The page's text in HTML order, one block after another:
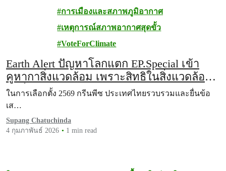
การเมืองและสภาพภูมิอากาศ
เหตุการณ์สภาพอากาศสุดขั้ว
VoteForClimate
Earth Alert ปัญหาโลกแตก EP.Special เข้า
คูหากาสิ่งแวดล้อม เพราะสิทธิในสิ่งแวดล้อมที่
ดี เป็นไปได้
ในการเลือกตั้ง 2569 กรีนพีซ ประเทศไทยรวบรวมและยื่นข้อ
เส…
Supang Chatuchinda
4 กุมภาพันธ์ 2026
1 min read